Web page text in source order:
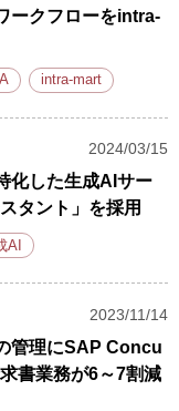
ークフローをintra-
intra-mart
2024/03/15
化した生成AIサー
タント」を採用
AI
2023/11/14
管理にSAP Concu
書業務が6～7割減